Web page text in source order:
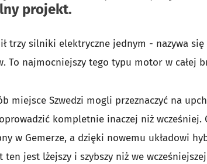
projekt.
trzy silniki elektryczne jednym - nazywa się
To najmocniejszy tego typu motor w całej
miejsce Szwedzi mogli przeznaczyć na
kompletnie inaczej niż
w Gemerze, a dzięki nowemu układowi
ten jest lżejszy i szybszy niż we